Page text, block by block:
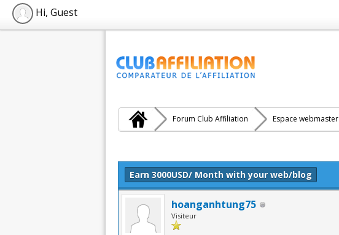
Hi, Guest
Forum Club Affiliation Espace webmaster
Earn 3000USD/ Month with your web/blog
hoanganhtung75
Visiteur